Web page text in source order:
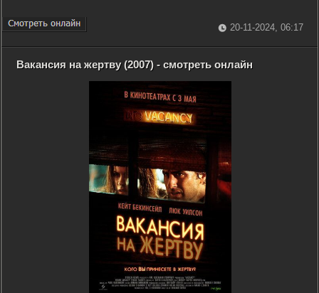
20-11-2024, 06:17
Вакансия на жертву (2007) - смотреть онлайн